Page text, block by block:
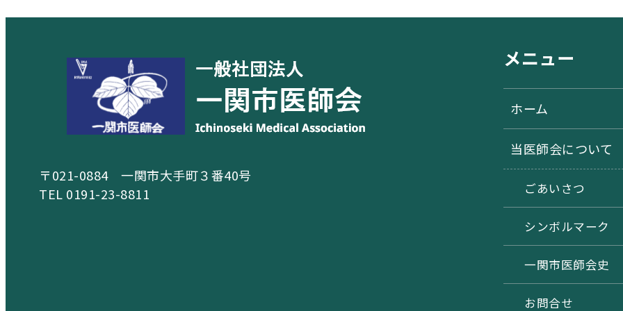
〒021-0884 一関市大手町３番40号
TEL 0191-23-8811
メニュー
ホーム
当医師会について
ごあいさつ
シンボルマーク
一関市医師会史
お問合せ